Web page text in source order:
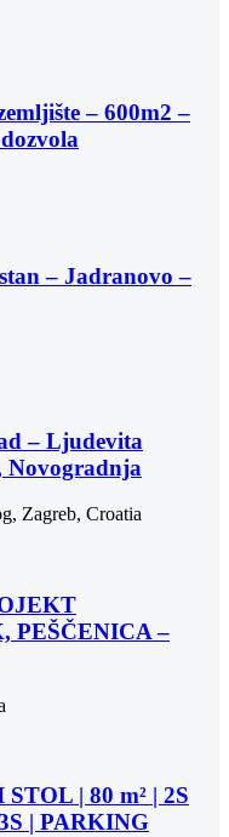
– 600m2 –
– Jadranovo –
– Ljudevita
Novogradnja
Zagreb, Croatia
PEŠČENICA –
| 80 m² | 2S
| PARKING